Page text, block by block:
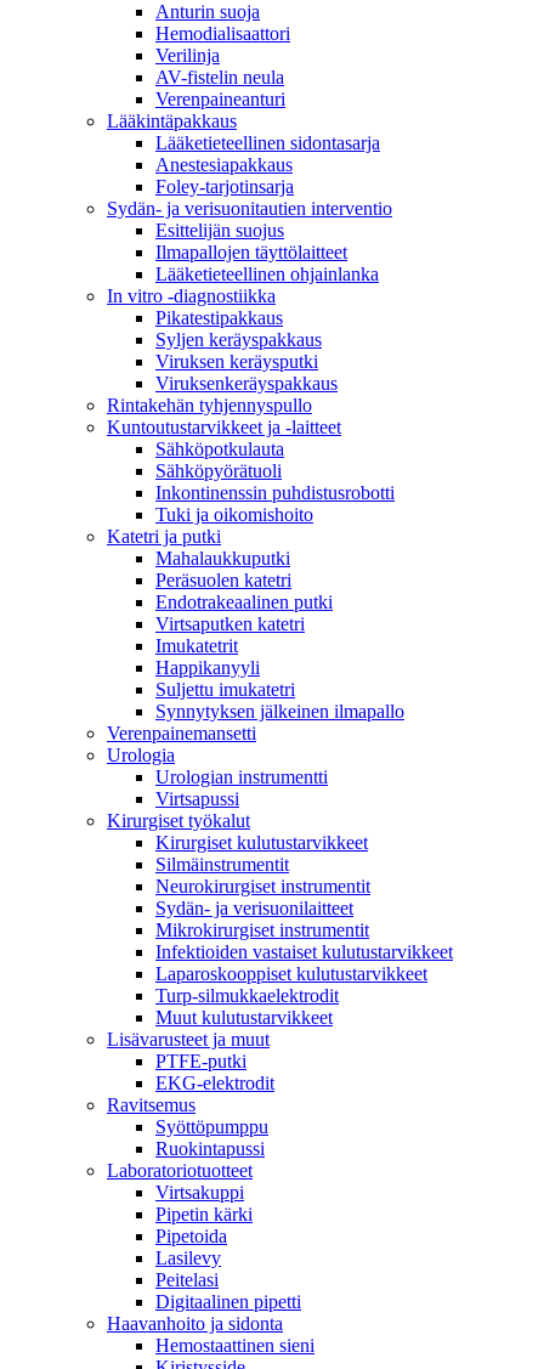
Anturin suoja
Hemodialisaattori
Verilinja
AV-fistelin neula
Verenpaineanturi
Lääkintäpakkaus
Lääketieteellinen sidontasarja
Anestesiapakkaus
Foley-tarjotinsarja
Sydän- ja verisuonitautien interventio
Esittelijän suojus
Ilmapallojen täyttölaitteet
Lääketieteellinen ohjainlanka
In vitro -diagnostiikka
Pikatestipakkaus
Syljen keräyspakkaus
Viruksen keräysputki
Viruksenkeräyspakkaus
Rintakehän tyhjennyspullo
Kuntoutustarvikkeet ja -laitteet
Sähköpotkulauta
Sähköpyörätuoli
Inkontinenssin puhdistusrobotti
Tuki ja oikomishoito
Katetri ja putki
Mahalaukkuputki
Peräsuolen katetri
Endotrakeaalinen putki
Virtsaputken katetri
Imukatetrit
Happikanyyli
Suljettu imukatetri
Synnytyksen jälkeinen ilmapallo
Verenpainemansetti
Urologia
Urologian instrumentti
Virtsapussi
Kirurgiset työkalut
Kirurgiset kulutustarvikkeet
Silmäinstrumentit
Neurokirurgiset instrumentit
Sydän- ja verisuonilaitteet
Mikrokirurgiset instrumentit
Infektioiden vastaiset kulutustarvikkeet
Laparoskooppiset kulutustarvikkeet
Turp-silmukkaelektrodit
Muut kulutustarvikkeet
Lisävarusteet ja muut
PTFE-putki
EKG-elektrodit
Ravitsemus
Syöttöpumppu
Ruokintapussi
Laboratoriotuotteet
Virtsakuppi
Pipetin kärki
Pipetoida
Lasilevy
Peitelasi
Digitaalinen pipetti
Haavanhoito ja sidonta
Hemostaattinen sieni